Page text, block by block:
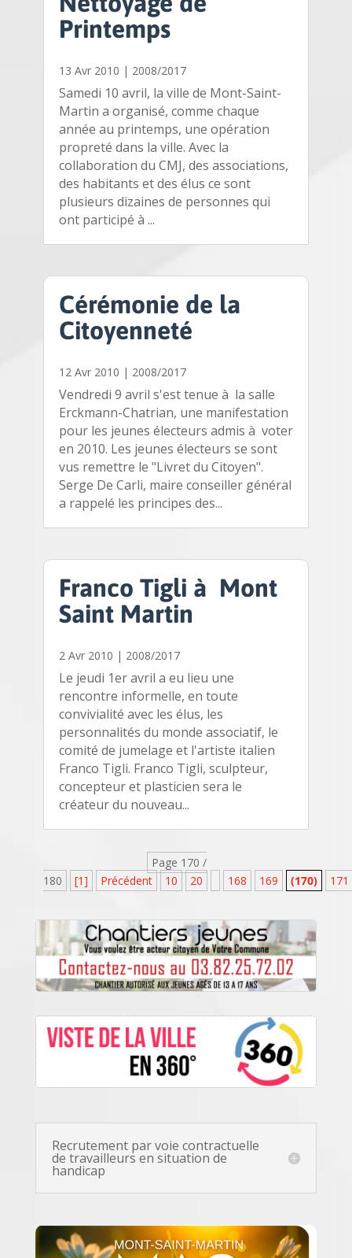
Printemps
13 Avr 2010 | 2008/2017
Samedi 10 avril, la ville de Mont-Saint-
Martin a organisé, comme chaque
année au printemps, une opération
propreté dans la ville. Avec la
collaboration du CMJ, des associations,
des habitants et des élus ce sont
plusieurs dizaines de personnes qui
ont participé à ...
Cérémonie de la
Citoyenneté
12 Avr 2010 | 2008/2017
Vendredi 9 avril s'est tenue à la salle
Erckmann-Chatrian, une manifestation
pour les jeunes électeurs admis à voter
en 2010. Les jeunes électeurs se sont
vus remettre le "Livret du Citoyen".
Serge De Carli, maire conseiller général
a rappelé les principes des...
Franco Tigli à Mont
Saint Martin
2 Avr 2010 | 2008/2017
Le jeudi 1er avril a eu lieu une
rencontre informelle, en toute
convivialité avec les élus, les
personnalités du monde associatif, le
comité de jumelage et l'artiste italien
Franco Tigli. Franco Tigli, sculpteur,
concepteur et plasticien sera le
créateur du nouveau...
Page 170 /
180
[1] Précédent 10 20 168 169 (170) 171
Recrutement par voie contractuelle
de travailleurs en situation de
handicap